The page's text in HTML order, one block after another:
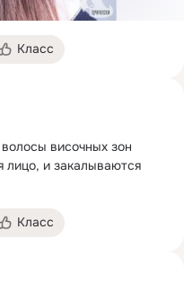
Класс
височных зон
лицо, и закалываются
Класс